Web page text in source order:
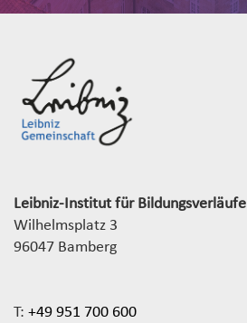
Leibniz-Institut für Bildungsverläufe
Wilhelmsplatz 3
96047 Bamberg
T: +49 951 700 600